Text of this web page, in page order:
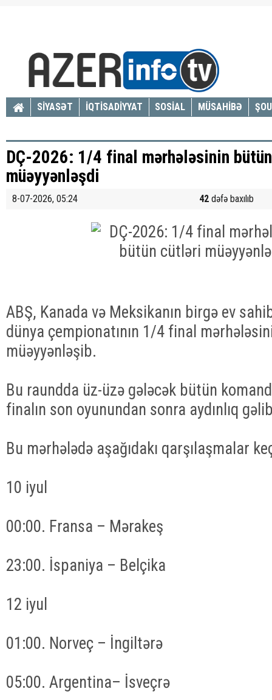
SİYASƏT İQTİSADİYYAT SOSİAL MÜSAHİBƏ
DÇ-2026: 1/4 final mərhələsinin
müəyyənləşdi
8-07-2026, 05:24 42 dəfə baxılıb
ABŞ, Kanada və Meksikanın birgə ev
dünya çempionatının 1/4 final
müəyyənləşib.
Bu raundda üz-üzə gələcək bütün
finalın son oyunundan sonra aydınlıq
Bu mərhələdə aşağıdakı qarşılaşmalar
10 iyul
00:00. Fransa – Mərakeş
23:00. İspaniya – Belçika
12 iyul
01:00. Norveç – İngiltərə
05:00. Argentina– İsveçrə